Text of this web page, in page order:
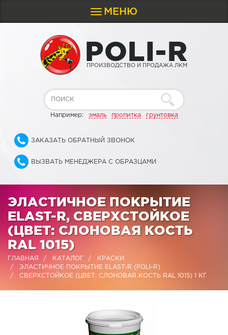
Toggle
navigation
МЕНЮ
POLI-R
ПРОИЗВОДСТВО И ПРОДАЖА ЛКМ
Например: эмаль пропитка грунтовка
ЗАКАЗАТЬ ОБРАТНЫЙ ЗВОНОК
ВЫЗВАТЬ МЕНЕДЖЕРА С ОБРАЗЦАМИ
ЭЛАСТИЧНОЕ ПОКРЫТИЕ
ELAST-R, СВЕРХСТОЙКОЕ
(ЦВЕТ: СЛОНОВАЯ КОСТЬ
RAL 1015)
ГЛАВНАЯ КАТАЛОГ
КРАСКИ
ЭЛАСТИЧНОЕ ПОКРЫТИЕ ELAST-R (POLI-R)
СВЕРХСТОЙКОЕ (ЦВЕТ: СЛОНОВАЯ КОСТЬ RAL 1015) 1 КГ